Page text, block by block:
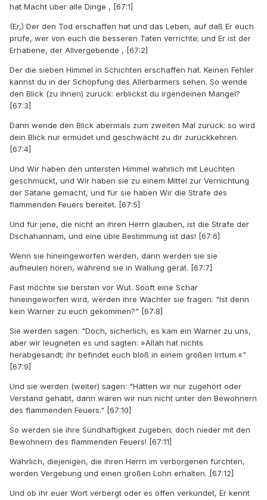
hat Macht über alle Dinge , [67:1]
(Er,) Der den Tod erschaffen hat und das Leben, auf daß Er euch
prüfe, wer von euch die besseren Taten verrichte; und Er ist der
Erhabene, der Allvergebende , [67:2]
Der die sieben Himmel in Schichten erschaffen hat. Keinen Fehler
kannst du in der Schöpfung des Allerbarmers sehen. So wende
den Blick (zu ihnen) zurück: erblickst du irgendeinen Mangel?
[67:3]
Dann wende den Blick abermals zum zweiten Mal zurück: so wird
dein Blick nur ermüdet und geschwächt zu dir zurückkehren.
[67:4]
Und Wir haben den untersten Himmel wahrlich mit Leuchten
geschmückt, und Wir haben sie zu einem Mittel zur Vernichtung
der Satane gemacht, und für sie haben Wir die Strafe des
flammenden Feuers bereitet. [67:5]
Und für jene, die nicht an ihren Herrn glauben, ist die Strafe der
Dschahannam, und eine üble Bestimmung ist das! [67:6]
Wenn sie hineingeworfen werden, dann werden sie sie
aufheulen hören, während sie in Wallung gerät. [67:7]
Fast möchte sie bersten vor Wut. Sooft eine Schar
hineingeworfen wird, werden ihre Wächter sie fragen: "Ist denn
kein Warner zu euch gekommen?" [67:8]
Sie werden sagen: "Doch, sicherlich, es kam ein Warner zu uns,
aber wir leugneten es und sagten: »Allah hat nichts
herabgesandt; ihr befindet euch bloß in einem großen Irrtum.«"
[67:9]
Und sie werden (weiter) sagen: "Hätten wir nur zugehört oder
Verstand gehabt, dann wären wir nun nicht unter den Bewohnern
des flammenden Feuers." [67:10]
So werden sie ihre Sündhaftigkeit zugeben; doch nieder mit den
Bewohnern des flammenden Feuers! [67:11]
Wahrlich, diejenigen, die ihren Herrn im verborgenen fürchten,
werden Vergebung und einen großen Lohn erhalten. [67:12]
Und ob ihr euer Wort verbergt oder es offen verkündet, Er kennt